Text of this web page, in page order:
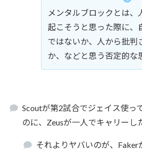
メンタルブロックとは、
起こそうと思った際に、
ではないか、人から批判
か、などと思う否定的な
Scoutが第2試合でジェイス使っ
のに、Zeusが一人でキャリーし
それよりヤバいのが、Faker